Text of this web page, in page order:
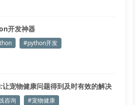
开发神器
#python开发
宠物健康问题得到及时有效的解决
咨询 #宠物健康